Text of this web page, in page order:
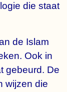
die staat
de Islam
Ook in
gebeurd. De
wijzen die